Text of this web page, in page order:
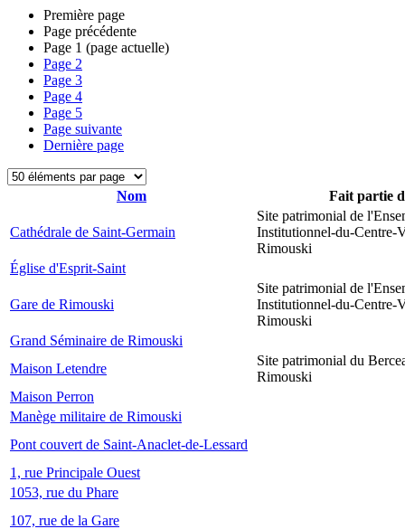
Première page
Page précédente
Page 1 (page actuelle)
Page 2
Page 3
Page 4
Page 5
Page suivante
Dernière page
Nom Fait partie
Cathédrale de Saint-Germain
Site patrimonial de
Institutionnel-du-Centre-
Rimouski
Église d'Esprit-Saint
Gare de Rimouski
Site patrimonial de
Institutionnel-du-Centre-
Rimouski
Grand Séminaire de Rimouski
Maison Letendre
Site patrimonial du
Rimouski
Maison Perron
Manège militaire de Rimouski
Pont couvert de Saint-Anaclet-de-Lessard
1, rue Principale Ouest
1053, rue du Phare
107, rue de la Gare